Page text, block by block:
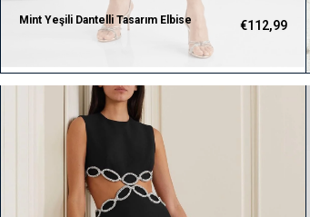
Mint Yeşili Dantelli Tasarım Elbise €112,99